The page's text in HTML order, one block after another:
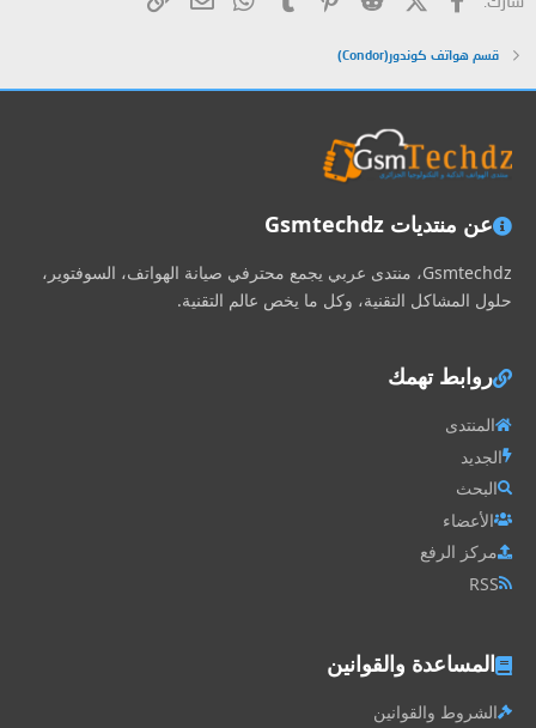
قسم هواتف كوندور(Condor)
عن منتديات Gsmtechdz
Gsmtechdz، منتدى عربي يجمع محترفي صيانة الهواتف، السوفتوير،
حلول المشاكل التقنية، وكل ما يخص عالم التقنية.
روابط تهمك
المنتدى
الجديد
البحث
الأعضاء
مركز الرفع
RSS
المساعدة والقوانين
الشروط والقوانين